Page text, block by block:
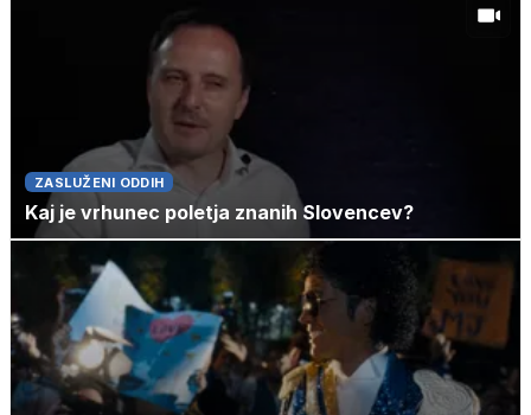
ZASLUŽENI ODDIH
Kaj je vrhunec poletja znanih Slovencev?